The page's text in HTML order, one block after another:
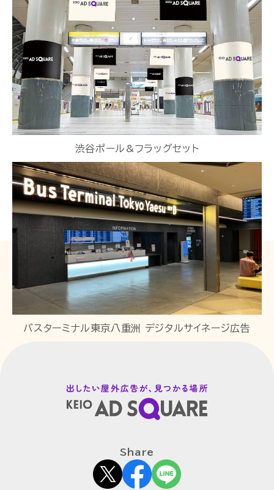
渋谷ポール&フラッグセット
バスターミナル東京八重洲 デジタルサイネージ広告
Share